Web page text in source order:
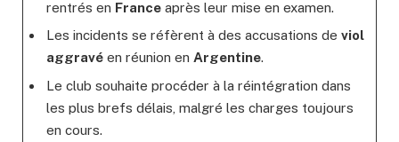
rentrés en Franceaprès leur mise en examen.
Les incidents se réfèrent à des accusations de viol
aggravéen réunion en Argentine.
Le club souhaite procéder à la réintégration dans
les plus brefs délais, malgré les charges toujours
en cours.